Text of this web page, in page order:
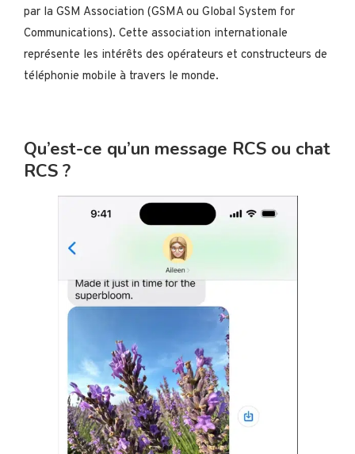
par la GSM Association (GSMA ou Global System for
Communications). Cette association internationale
représente les intérêts des opérateurs et constructeurs de
téléphonie mobile à travers le monde.
Qu’est-ce qu’un message RCS ou chat
RCS ?